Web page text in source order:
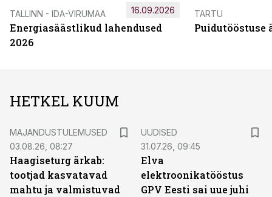
TALLINN - IDA-VIRUMAA
Energiasäästlikud lahendused
2026
16.09.2026 TARTU
Puidutööstuse
HETKEL KUUM
MAJANDUSTULEMUSED
03.08.26, 08:27
Haagiseturg ärkab:
tootjad kasvatavad
mahtu ja valmistuvad
UUDISED
31.07.26, 09:45
Elva
elektroonikatööstus
GPV Eesti sai uue juhi